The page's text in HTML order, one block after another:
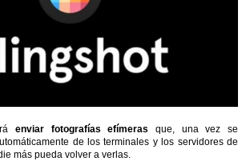
enviar fotografías efímeras que, una vez se
de los terminales y los servidores de
más pueda volver a verlas.